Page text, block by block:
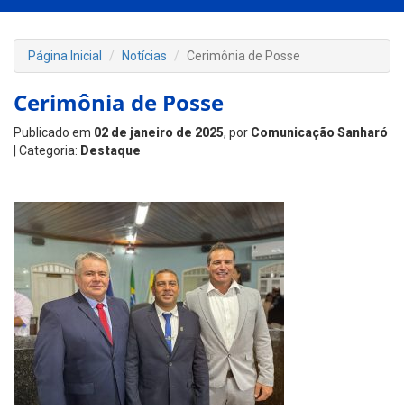
Página Inicial Notícias Cerimônia de Posse
Cerimônia de Posse
Publicado em 02 de janeiro de 2025, por Comunicação Sanharó
| Categoria: Destaque